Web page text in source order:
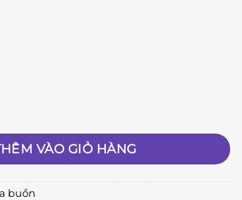
VÀO GIỎ HÀNG
buồn